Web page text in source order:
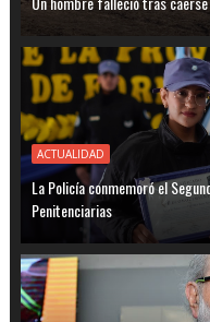
ACTUALIDAD
La Policía conmemoró el
Penitenciarias